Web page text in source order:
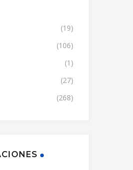
(19)
(106)
(1)
(27)
(268)